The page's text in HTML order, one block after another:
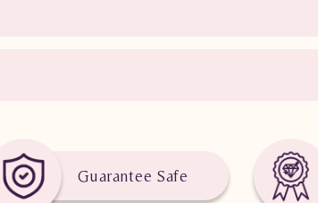
Guarantee Safe